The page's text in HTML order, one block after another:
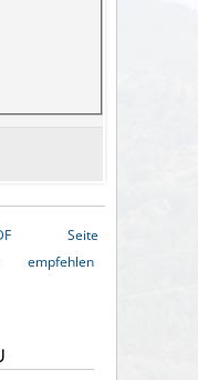
Seite
empfehlen